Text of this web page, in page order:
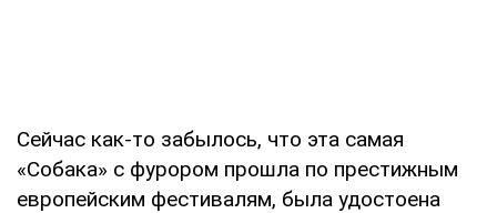
Сейчас как-то забылось, что эта самая
«Собака» с фурором прошла по престижным
европейским фестивалям, была удостоена